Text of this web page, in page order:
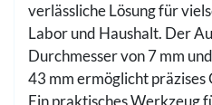
verlässliche Lösung für
Labor und Haushalt. Der
Durchmesser von 7 mm
43 mm ermöglicht präzises
Ein praktisches Werkzeug